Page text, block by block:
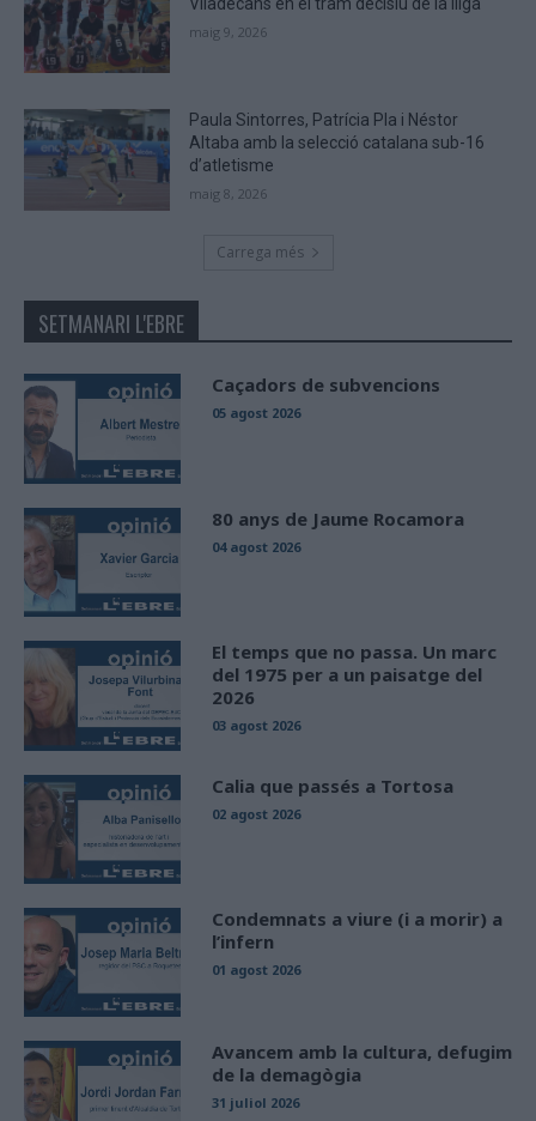
maig 9, 2026
Paula Sintorres, Patrícia Pla i Néstor
Altaba amb la selecció catalana sub-16
d’atletisme
maig 8, 2026
Carrega més
SETMANARI L'EBRE
Caçadors de subvencions
05 agost 2026
80 anys de Jaume Rocamora
04 agost 2026
El temps que no passa. Un marc
del 1975 per a un paisatge del
2026
03 agost 2026
Calia que passés a Tortosa
02 agost 2026
Condemnats a viure (i a morir) a
l’infern
01 agost 2026
Avancem amb la cultura, defugim
de la demagògia
31 juliol 2026